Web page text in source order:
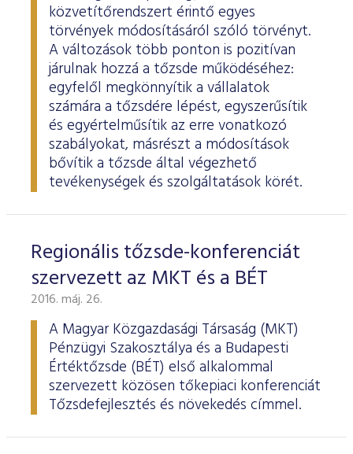
ESG Útmutató
közvetítőrendszert érintő egyes
törvények módosításáról szóló törvényt.
A változások több ponton is pozitívan
járulnak hozzá a tőzsde működéséhez:
egyfelől megkönnyítik a vállalatok
számára a tőzsdére lépést, egyszerűsítik
és egyértelműsítik az erre vonatkozó
szabályokat, másrészt a módosítások
bővítik a tőzsde által végezhető
tevékenységek és szolgáltatások körét.
Regionális tőzsde-konferenciát
szervezett az MKT és a BÉT
2016. máj. 26.
A Magyar Közgazdasági Társaság (MKT)
Pénzügyi Szakosztálya és a Budapesti
Értéktőzsde (BÉT) első alkalommal
szervezett közösen tőkepiaci konferenciát
Tőzsdefejlesztés és növekedés címmel.